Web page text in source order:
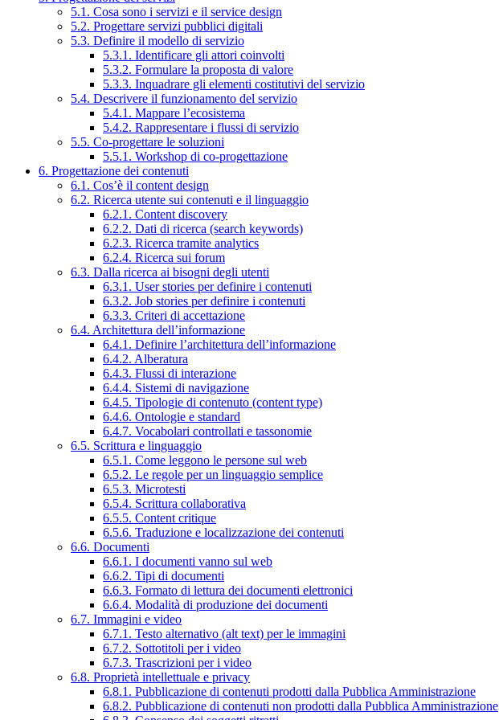
5.1. Cosa sono i servizi e il service design
5.2. Progettare servizi pubblici digitali
5.3. Definire il modello di servizio
5.3.1. Identificare gli attori coinvolti
5.3.2. Formulare la proposta di valore
5.3.3. Inquadrare gli elementi costitutivi del servizio
5.4. Descrivere il funzionamento del servizio
5.4.1. Mappare l’ecosistema
5.4.2. Rappresentare i flussi di servizio
5.5. Co-progettare le soluzioni
5.5.1. Workshop di co-progettazione
6. Progettazione dei contenuti
6.1. Cos’è il content design
6.2. Ricerca utente sui contenuti e il linguaggio
6.2.1. Content discovery
6.2.2. Dati di ricerca (search keywords)
6.2.3. Ricerca tramite analytics
6.2.4. Ricerca sui forum
6.3. Dalla ricerca ai bisogni degli utenti
6.3.1. User stories per definire i contenuti
6.3.2. Job stories per definire i contenuti
6.3.3. Criteri di accettazione
6.4. Architettura dell’informazione
6.4.1. Definire l’architettura dell’informazione
6.4.2. Alberatura
6.4.3. Flussi di interazione
6.4.4. Sistemi di navigazione
6.4.5. Tipologie di contenuto (content type)
6.4.6. Ontologie e standard
6.4.7. Vocabolari controllati e tassonomie
6.5. Scrittura e linguaggio
6.5.1. Come leggono le persone sul web
6.5.2. Le regole per un linguaggio semplice
6.5.3. Microtesti
6.5.4. Scrittura collaborativa
6.5.5. Content critique
6.5.6. Traduzione e localizzazione dei contenuti
6.6. Documenti
6.6.1. I documenti vanno sul web
6.6.2. Tipi di documenti
6.6.3. Formato di lettura dei documenti elettronici
6.6.4. Modalità di produzione dei documenti
6.7. Immagini e video
6.7.1. Testo alternativo (alt text) per le immagini
6.7.2. Sottotitoli per i video
6.7.3. Trascrizioni per i video
6.8. Proprietà intellettuale e privacy
6.8.1. Pubblicazione di contenuti prodotti dalla Pubblica Amministrazione
6.8.2. Pubblicazione di contenuti non prodotti dalla Pubblica Amministrazione